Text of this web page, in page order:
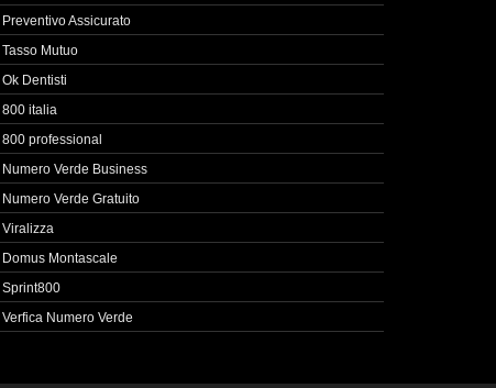
Preventivo Assicurato
Tasso Mutuo
Ok Dentisti
800 italia
800 professional
Numero Verde Business
Numero Verde Gratuito
Viralizza
Domus Montascale
Sprint800
Verfica Numero Verde